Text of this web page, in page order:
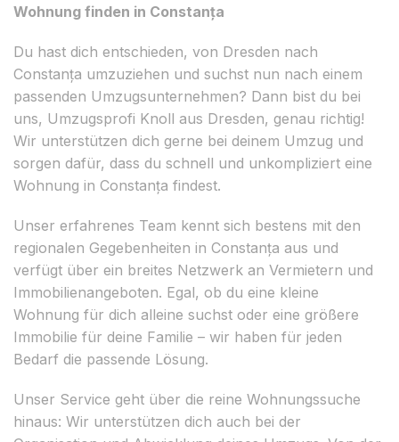
Wohnung finden in Constanța
Du hast dich entschieden, von Dresden nach
Constanța umzuziehen und suchst nun nach einem
passenden Umzugsunternehmen? Dann bist du bei
uns, Umzugsprofi Knoll aus Dresden, genau richtig!
Wir unterstützen dich gerne bei deinem Umzug und
sorgen dafür, dass du schnell und unkompliziert eine
Wohnung in Constanța findest.
Unser erfahrenes Team kennt sich bestens mit den
regionalen Gegebenheiten in Constanța aus und
verfügt über ein breites Netzwerk an Vermietern und
Immobilienangeboten. Egal, ob du eine kleine
Wohnung für dich alleine suchst oder eine größere
Immobilie für deine Familie – wir haben für jeden
Bedarf die passende Lösung.
Unser Service geht über die reine Wohnungssuche
hinaus: Wir unterstützen dich auch bei der